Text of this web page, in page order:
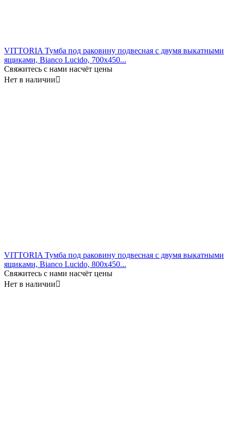
VITTORIA Тумба под раковину подвесная с двумя выкатными
ящиками, Bianco Lucido, 700x450...
Свяжитесь с нами насчёт цены
Нет в наличии
VITTORIA Тумба под раковину подвесная с двумя выкатными
ящиками, Bianco Lucido, 800x450...
Свяжитесь с нами насчёт цены
Нет в наличии